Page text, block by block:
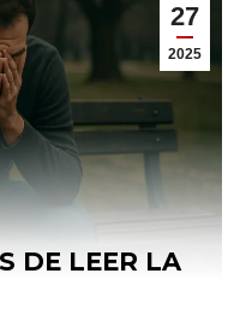
27
2025
DE LEER LA